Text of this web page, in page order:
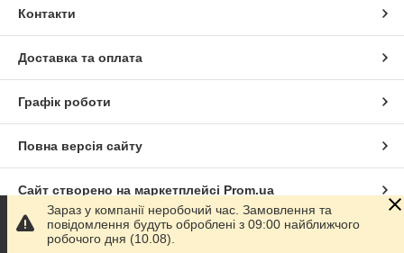
Контакти
Доставка та оплата
Графік роботи
Повна версія сайту
Сайт створено на маркетплейсі Prom.ua
Політика конфіденційності
Зараз у компанії неробочий час. Замовлення та
повідомлення будуть оброблені з 09:00 найближчого
робочого дня (10.08).